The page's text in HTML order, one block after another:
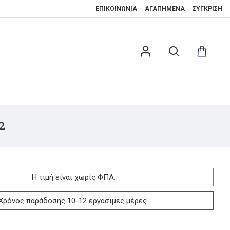
ΕΠΙΚΟΙΝΩΝΊΑ ΑΓΑΠΗΜΈΝΑ ΣΎΓΚΡΙΣΗ
Η τιμή είναι χωρίς ΦΠA.
παράδοσης 10-12 εργάσιμες μέρες.